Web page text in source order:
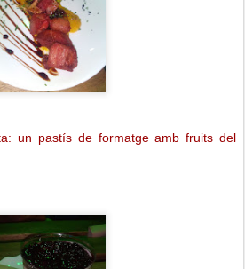
un pastís de formatge amb fruits del